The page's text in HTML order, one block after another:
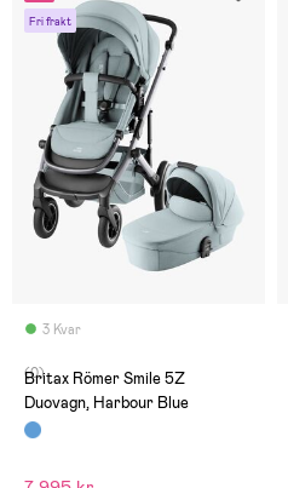
Fri frakt
3 Kvar
(0)
Britax Römer Smile 5Z
Duovagn, Harbour Blue